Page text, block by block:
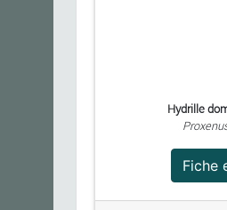
Hydrille
Fiche